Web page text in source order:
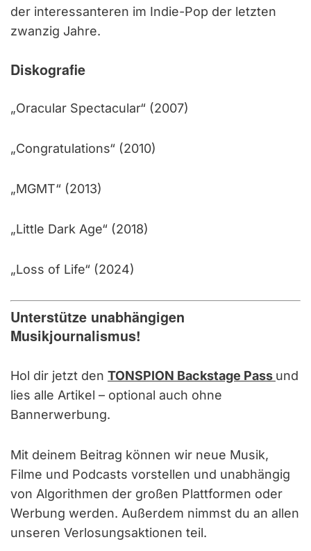
der interessanteren im Indie-Pop der letzten
zwanzig Jahre.
Diskografie
„Oracular Spectacular“ (2007)
„Congratulations“ (2010)
„MGMT“ (2013)
„Little Dark Age“ (2018)
„Loss of Life“ (2024)
Unterstütze unabhängigen
Musikjournalismus!
Hol dir jetzt den TONSPION Backstage Pass und
lies alle Artikel – optional auch ohne
Bannerwerbung.
Mit deinem Beitrag können wir neue Musik,
Filme und Podcasts vorstellen und unabhängig
von Algorithmen der großen Plattformen oder
Werbung werden. Außerdem nimmst du an allen
unseren Verlosungsaktionen teil.